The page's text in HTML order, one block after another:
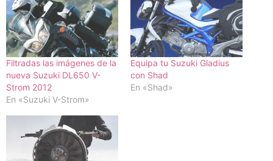
Filtradas las imágenes de la
nueva Suzuki DL650 V-
Strom 2012
En «Suzuki V-Strom»
Equipa tu Suzuki Gladius
con Shad
En «Shad»